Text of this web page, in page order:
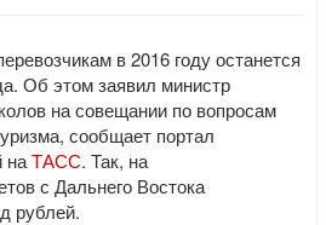
в 2016 году останется
Об этом заявил министр
на совещании по вопросам
сообщает портал
наТАСС. Так, на
с Дальнего Востока
рублей.